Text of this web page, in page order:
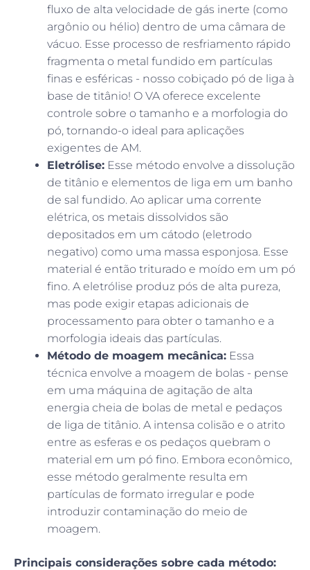
fluxo de alta velocidade de gás inerte (como
argônio ou hélio) dentro de uma câmara de
vácuo. Esse processo de resfriamento rápido
fragmenta o metal fundido em partículas
finas e esféricas - nosso cobiçado pó de liga à
base de titânio! O VA oferece excelente
controle sobre o tamanho e a morfologia do
pó, tornando-o ideal para aplicações
exigentes de AM.
Eletrólise: Esse método envolve a dissolução
de titânio e elementos de liga em um banho
de sal fundido. Ao aplicar uma corrente
elétrica, os metais dissolvidos são
depositados em um cátodo (eletrodo
negativo) como uma massa esponjosa. Esse
material é então triturado e moído em um pó
fino. A eletrólise produz pós de alta pureza,
mas pode exigir etapas adicionais de
processamento para obter o tamanho e a
morfologia ideais das partículas.
Método de moagem mecânica: Essa
técnica envolve a moagem de bolas - pense
em uma máquina de agitação de alta
energia cheia de bolas de metal e pedaços
de liga de titânio. A intensa colisão e o atrito
entre as esferas e os pedaços quebram o
material em um pó fino. Embora econômico,
esse método geralmente resulta em
partículas de formato irregular e pode
introduzir contaminação do meio de
moagem.
Principais considerações sobre cada método: